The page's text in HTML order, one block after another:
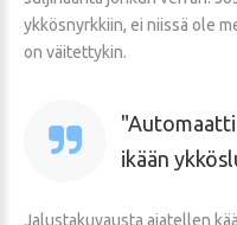
ykkösnyrkkiin, ei niissä ole
on väitettykin.
ikään
Jalustakuvausta ajatellen